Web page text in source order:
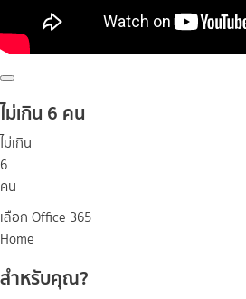
ไม่เกิน 6 คน
ไม่เกิน
6
คน
เลือก Office 365
Home
สำหรับคุณ?